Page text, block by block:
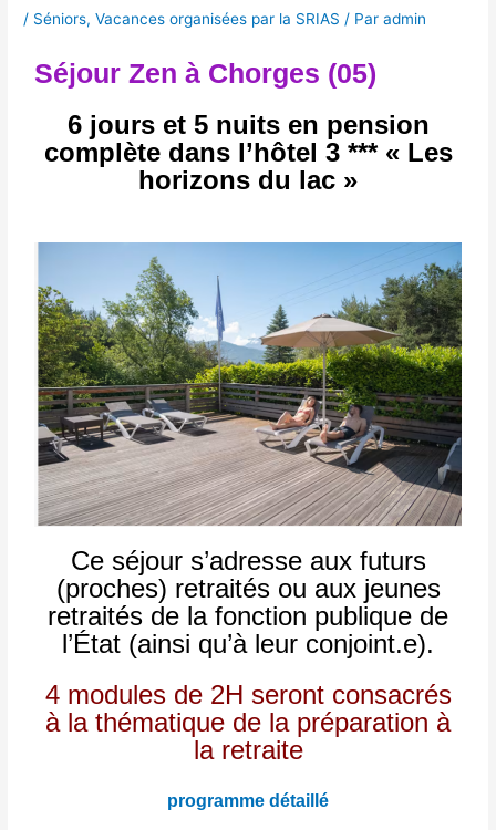
/ Séniors,Vacances organisées par la SRIAS / Paradmin
Séjour Zen à Chorges (05)
6 jours et 5 nuits en pension
complète dans l’hôtel 3 *** « Les
horizons du lac »
Ce séjour s’adresse aux futurs
(proches) retraités ou aux jeunes
retraités de la fonction publique de
l’État (ainsi qu’à leur conjoint.e).
4 modules de 2H seront consacrés
à la thématique de la préparation à
la retraite
programme détaillé